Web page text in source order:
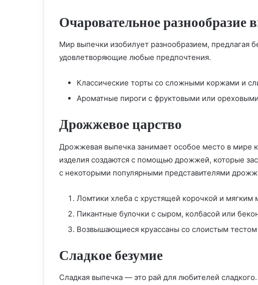
Очаровательное разнообразие
Мир выпечки изобилует разнообразием, предлагая
удовлетворяющие любые предпочтения.
Классические торты со сложными коржами и
Ароматные пироги с фруктовыми или
Дрожжевое царство
Дрожжевая выпечка занимает особое место в мире
изделия создаются с помощью дрожжей, которые
с некоторыми популярными представителями
Ломтики хлеба с хрустящей корочкой и мягким
Пикантные булочки с сыром, колбасой или
Возвышающиеся круассаны со слоистым
Сладкое безумие
Сладкая выпечка — это рай для любителей